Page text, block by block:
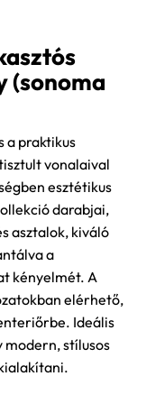
(sonoma
a praktikus
vonalaival
esztétikus
darabjai,
asztalok, kiváló
a
kényelmét. A
elérhető,
Ideális
modern, stílusos